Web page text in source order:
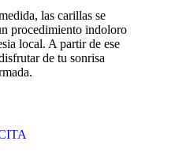
las carillas se
procedimiento indoloro
local. A partir de ese
de tu sonrisa